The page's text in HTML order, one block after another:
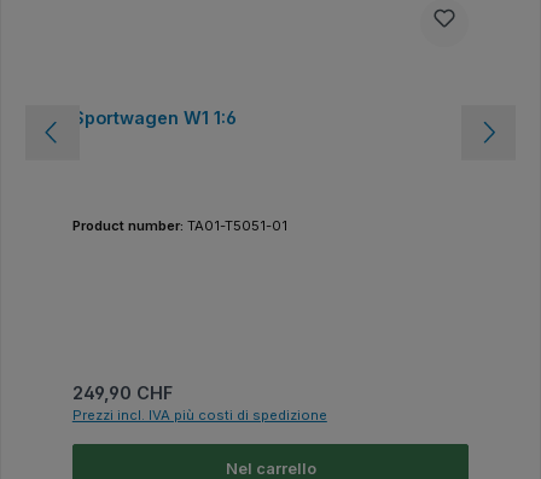
Sportwagen W1 1:6
Product number: TA01-T5051-01
Prezzo normale:
249,90 CHF
Prezzi incl. IVA più costi di spedizione
Nel carrello